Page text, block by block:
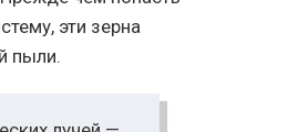
эти зерна
пыли.